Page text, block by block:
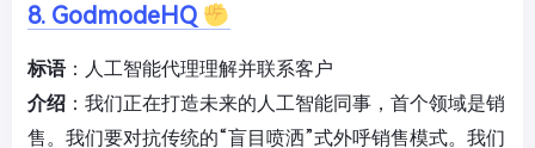
8. GodmodeHQ
标语：人工智能代理理解并联系客户
介绍 ：我们正在打造未来的人工智能同事，首个领域是销
售。我们要对抗传统的“盲目喷洒”式外呼销售模式。我们